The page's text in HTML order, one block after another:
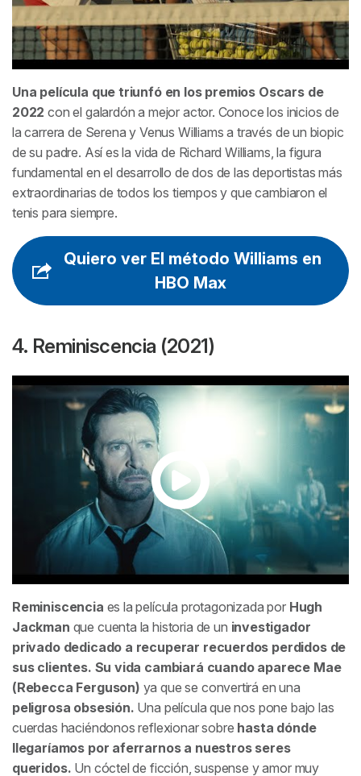
Una película que triunfó en los premios Oscars de
2022 con el galardón a mejor actor. Conoce los inicios de
la carrera de Serena y Venus Williams a través de un biopic
de su padre. Así es la vida de Richard Williams, la figura
fundamental en el desarrollo de dos de las deportistas más
extraordinarias de todos los tiempos y que cambiaron el
tenis para siempre.
Quiero ver El método Williams en
HBO Max
4. Reminiscencia (2021)
Reminiscencia es la película protagonizada por Hugh
Jackman que cuenta la historia de un investigador
privado dedicado a recuperar recuerdos perdidos de
sus clientes. Su vida cambiará cuando aparece Mae
(Rebecca Ferguson) ya que se convertirá en una
peligrosa obsesión. Una película que nos pone bajo las
cuerdas haciéndonos reflexionar sobre hasta dónde
llegaríamos por aferrarnos a nuestros seres
queridos. Un cóctel de ficción, suspense y amor muy